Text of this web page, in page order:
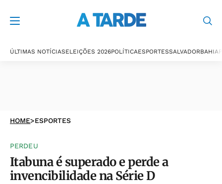
ÚLTIMAS NOTÍCIASELEIÇÕES 2026POLÍTICAESPORTESSALVADORBAHIA
HOME>ESPORTES
PERDEU
Itabuna é superado e perde a
invencibilidade na Série D